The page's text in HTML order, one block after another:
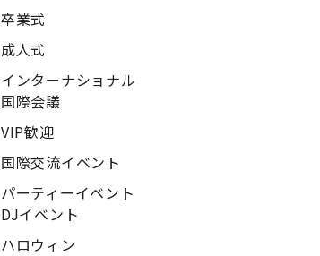
卒業式
成人式
インターナショナル
国際会議
VIP歓迎
国際交流イベント
パーティーイベント
DJイベント
ハロウィン